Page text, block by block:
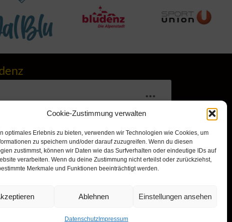
Cookie-Zustimmung verwalten
optimales Erlebnis zu bieten, verwenden wir Technologien wie Cookies, um
zu speichern und/oder darauf zuzugreifen. Wenn du diesen
zustimmst, können wir Daten wie das Surfverhalten oder eindeutige IDs auf
verarbeiten. Wenn du deine Zustimmung nicht erteilst oder zurückziehst,
Merkmale und Funktionen beeinträchtigt werden.
Ablehnen Einstellungen ansehen
DatenschutzImpressum
um Marketing-Cookies zu